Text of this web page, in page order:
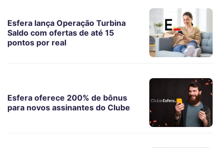
Esfera lança Operação Turbina
Saldo com ofertas de até 15
pontos por real
Esfera oferece 200% de bônus
para novos assinantes do Clube